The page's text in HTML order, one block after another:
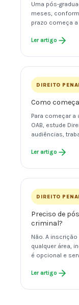
Uma pós-
meses,
prazo começa
Ler artigo
DIREITO
Como
Para começar a
OAB, estude
audiências,
Ler artigo
DIREITO
Preciso de
criminal?
Não. A
qualquer área,
é opcional e
Ler artigo